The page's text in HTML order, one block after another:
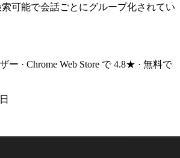
可能で会話ごとにグループ化されてい
ー · Chrome Web Store で 4.8★ · 無料で